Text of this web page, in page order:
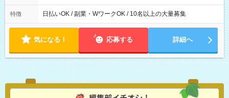
特徴 日払いOK / 副業・WワークOK / 10名以上の大量募集
気になる！ 応募する 詳細へ